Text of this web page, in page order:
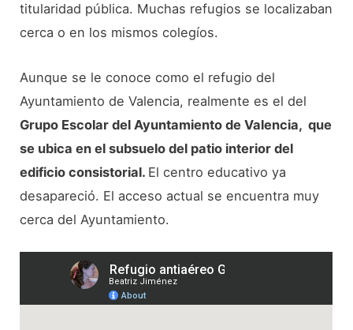
titularidad pública. Muchas refugios se localizaban
cerca o en los mismos colegíos.
Aunque se le conoce como el refugio del
Ayuntamiento de Valencia, realmente es el del
Grupo Escolar del Ayuntamiento de Valencia, que
se ubica en el subsuelo del patio interior del
edificio consistorial. El centro educativo ya
desapareció. El acceso actual se encuentra muy
cerca del Ayuntamiento.